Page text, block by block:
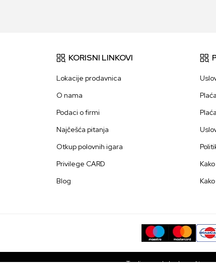
KORISNI LINKOVI
Lokacije prodavnica
O nama
Podaci o firmi
Najčešća pitanja
Otkup polovnih igara
Privilege CARD
Blog